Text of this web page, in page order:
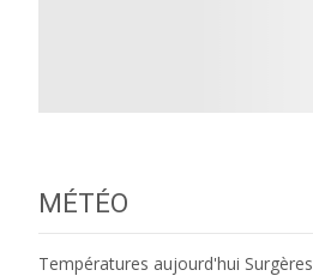
MÉTÉO
Températures aujourd'hui Surgères